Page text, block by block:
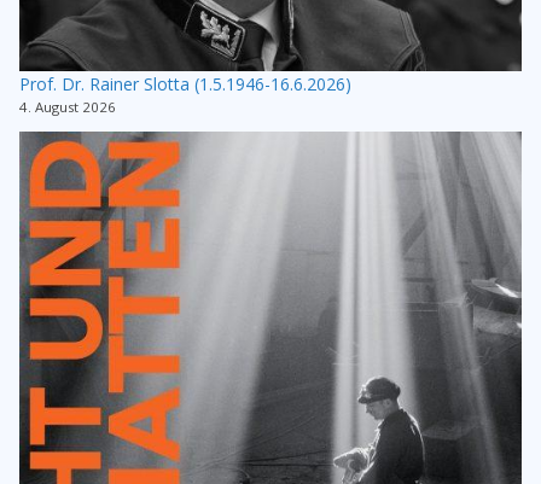
Prof. Dr. Rainer Slotta (1.5.1946-16.6.2026)
4. August 2026